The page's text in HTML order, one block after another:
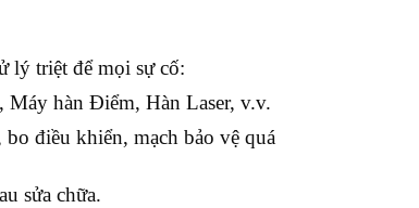
lý triệt để mọi sự cố:
hàn Điểm, Hàn Laser, v.v.
điều khiển, mạch bảo vệ quá
sửa chữa.